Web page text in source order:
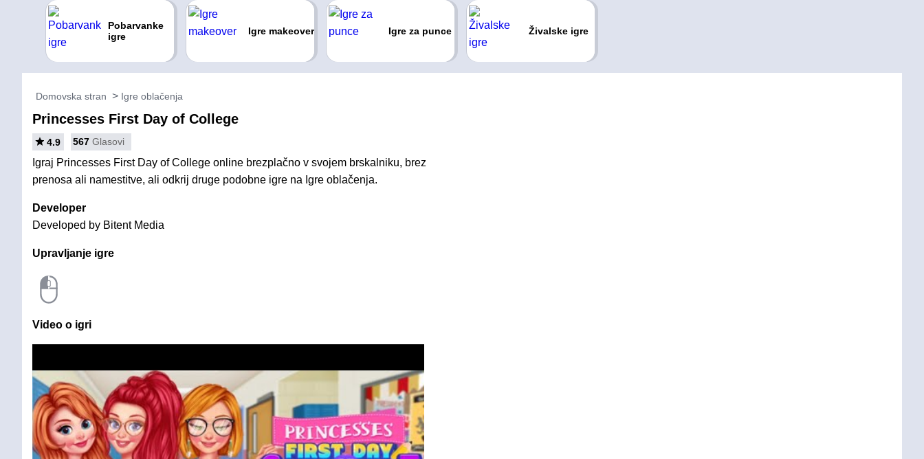
Pobarvanke
igre
Igre makeover Igre za punce Živalske igre
Domovska stran Igre oblačenja
Princesses First Day of College
4.9 567 Glasovi
Igraj Princesses First Day of College online brezplačno v svojem brskalniku, brez
prenosa ali namestitve, ali odkrij druge podobne igre na Igre oblačenja.
Developer
Developed by Bitent Media
Upravljanje igre
Video o igri